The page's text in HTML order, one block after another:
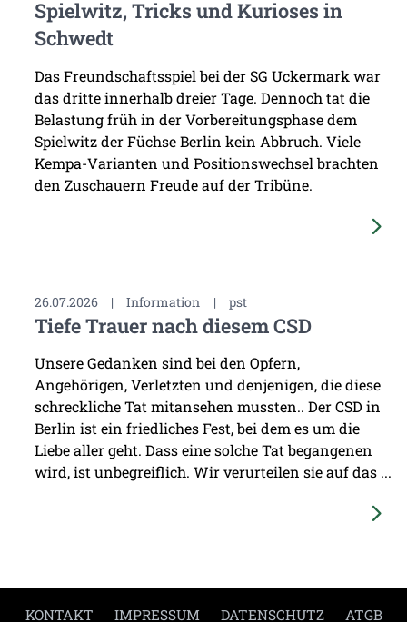
Spielwitz, Tricks und Kurioses in
Schwedt
Das Freundschaftsspiel bei der SG Uckermark war
das dritte innerhalb dreier Tage. Dennoch tat die
Belastung früh in der Vorbereitungsphase dem
Spielwitz der Füchse Berlin kein Abbruch. Viele
Kempa-Varianten und Positionswechsel brachten
den Zuschauern Freude auf der Tribüne.
26.07.2026 | Information | pst
Tiefe Trauer nach diesem CSD
Unsere Gedanken sind bei den Opfern,
Angehörigen, Verletzten und denjenigen, die diese
schreckliche Tat mitansehen mussten.. Der CSD in
Berlin ist ein friedliches Fest, bei dem es um die
Liebe aller geht. Dass eine solche Tat begangenen
wird, ist unbegreiflich. Wir verurteilen sie auf das ...
KONTAKT IMPRESSUM DATENSCHUTZ ATGB